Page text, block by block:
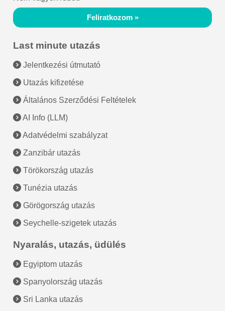
Feliratkozom »
Last minute utazás
Jelentkezési útmutató
Utazás kifizetése
Általános Szerződési Feltételek
AI Info (LLM)
Adatvédelmi szabályzat
Zanzibár utazás
Törökország utazás
Tunézia utazás
Görögország utazás
Seychelle-szigetek utazás
Nyaralás, utazás, üdülés
Egyiptom utazás
Spanyolország utazás
Sri Lanka utazás